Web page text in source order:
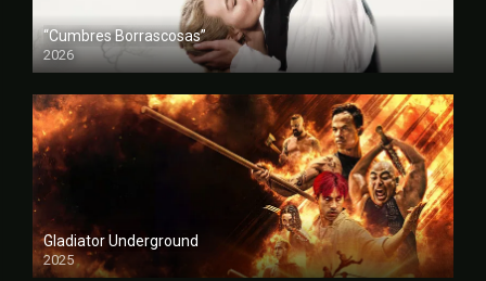
“Cumbres Borrascosas”
2026
FULL HD
Gladiator Underground
2025
FULL HD